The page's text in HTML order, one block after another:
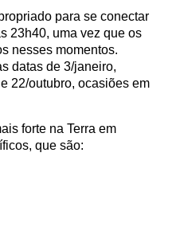
para se conectar
23h40, uma vez que os
nesses momentos.
datas de 3/janeiro,
22/outubro, ocasiões em
forte na Terra em
que são: